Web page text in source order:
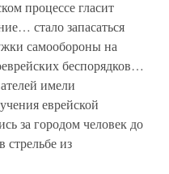
процессе гласит
стало запасаться
самообороны на
беспорядков…
имели
еврейской
за городом человек до
стрельбе из